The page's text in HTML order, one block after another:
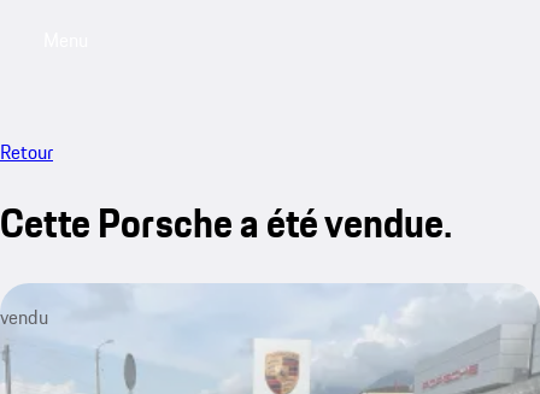
Retour
Cette Porsche a été vendue.
vendu